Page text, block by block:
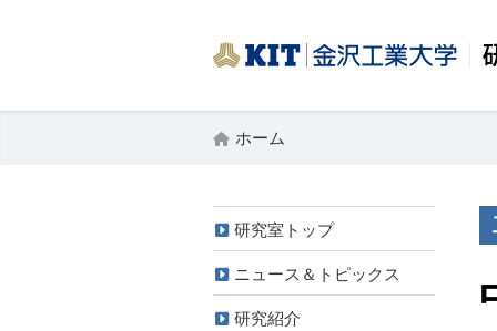
ホーム
研究室トップ
ニュース＆トピックス
研究紹介